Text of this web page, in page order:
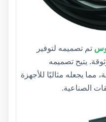
تم تصميمه لتوفير
يتيح تصميمه
مما يجعله مثاليًا للأجهزة
الصناعية.